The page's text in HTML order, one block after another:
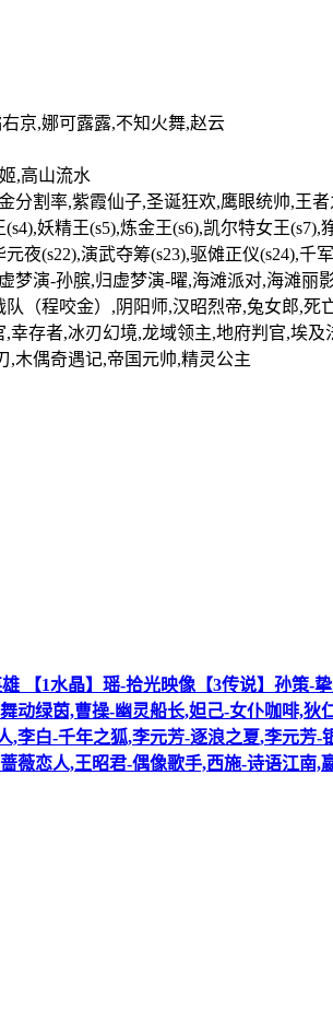
京,娜可露露,不知火舞,赵云
,高山流水
分割率,紫霞仙子,圣诞狂欢,鹰眼统帅,王
妖精王(s5),炼金王(s6),凯尔特女王(s7),
元夜(s22),演武夺筹(s23),驱傩正仪(s24),
梦演-孙膑,归虚梦演-曜,海滩派对,海滩
（程咬金）,阴阳师,汉昭烈帝,兔女郎,
幸存者,冰刃幻境,龙域领主,地府判官,埃
,木偶奇遇记,帝国元帅,精灵公主
【1水晶】瑶-拾光映像【3传说】孙策
动绿茵,曹操-幽灵船长,妲己-女仆咖啡,
,李白-千年之狐,李元芳-逐浪之夏,李元芳
薇恋人,王昭君-偶像歌手,西施-诗语江南